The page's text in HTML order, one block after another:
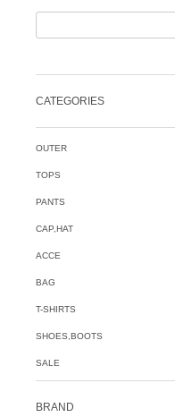
CATEGORIES
OUTER
TOPS
PANTS
CAP,HAT
ACCE
BAG
T-SHIRTS
SHOES,BOOTS
SALE
BRAND